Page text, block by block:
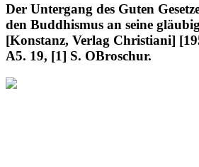
Der Untergang des Guten
den Buddhismus an seine
[Konstanz, Verlag Christiani]
A5. 19, [1] S. OBroschur.